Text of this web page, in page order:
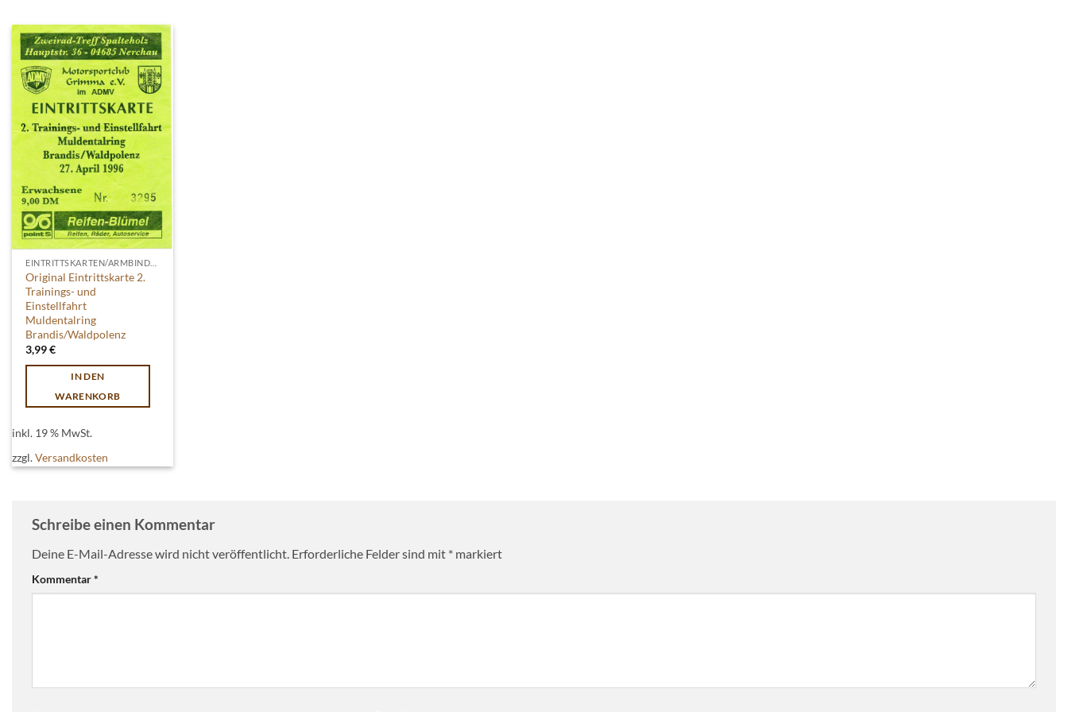
Original Eintrittskarte 2.
Trainings- und
Einstellfahrt
Muldentalring
Brandis/Waldpolenz
3,99€
IN DEN
WARENKORB
inkl. 19 % MwSt.
zzgl.Versandkosten
Schreibe einen Kommentar
Deine E-Mail-Adresse wird nicht veröffentlicht. Erforderliche Felder sind mit * markiert
Kommentar*